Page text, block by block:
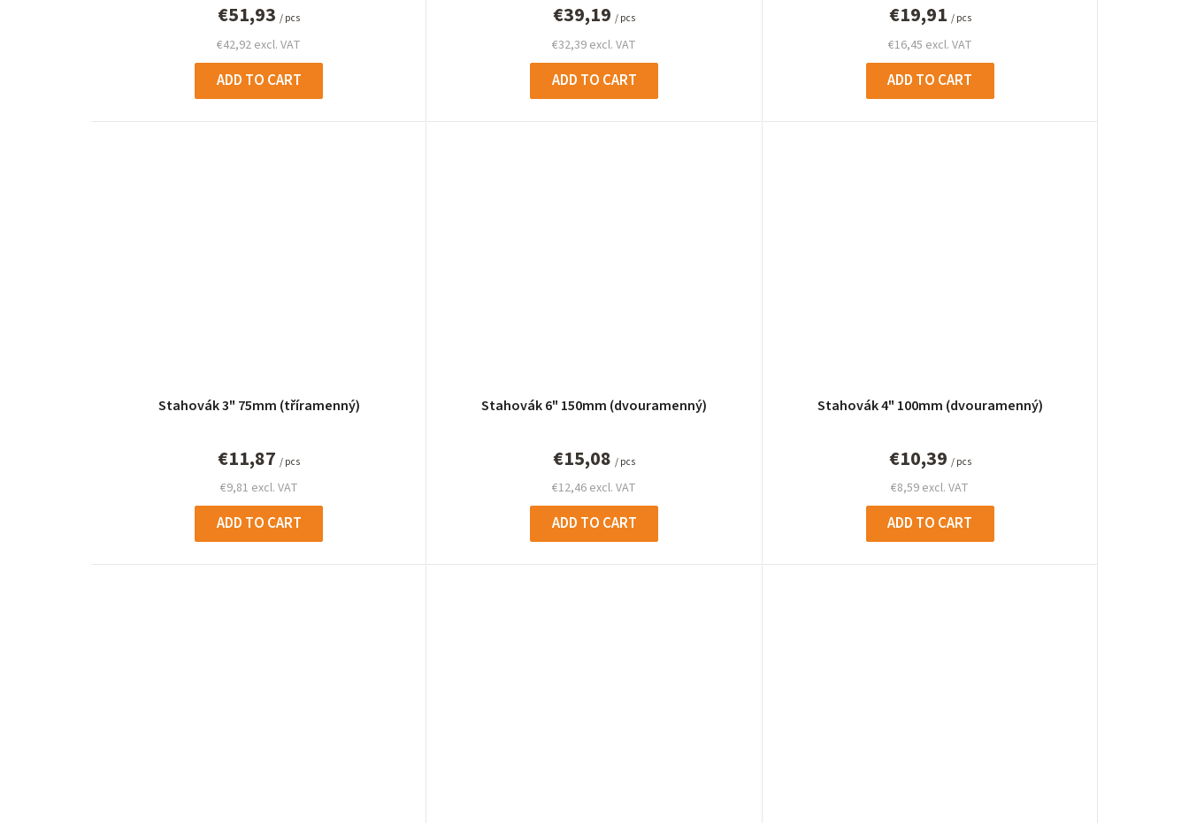
i
n
g
t
€42,92 excl. VAT
€51,93/ pcs
ADD TO CART
€32,39 excl. VAT
€39,19/ pcs
ADD TO CART
€16,45 excl. VAT
€19,91 / pcs
ADD TO CART
Stahovák 3" 75mm (tříramenný)
€9,81 excl. VAT
€11,87/ pcs
ADD TO CART
Stahovák 6" 150mm (dvouramenný)
€12,46 excl. VAT
€15,08/ pcs
ADD TO CART
Stahovák 4" 100mm (dvouramenný)
€8,59 excl. VAT
€10,39 / pcs
ADD TO CART